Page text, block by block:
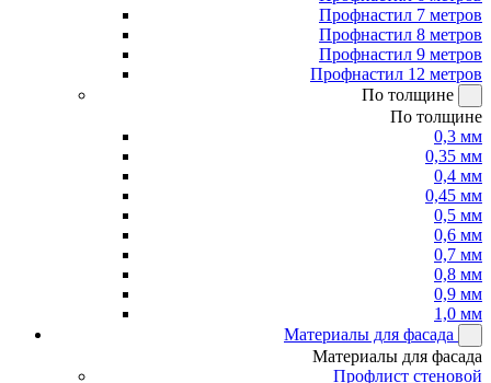
Профнастил 7 метров
Профнастил 8 метров
Профнастил 9 метров
Профнастил 12 метров
По толщине
По толщине
0,3 мм
0,35 мм
0,4 мм
0,45 мм
0,5 мм
0,6 мм
0,7 мм
0,8 мм
0,9 мм
1,0 мм
Материалы для фасада
Материалы для фасада
Профлист стеновой